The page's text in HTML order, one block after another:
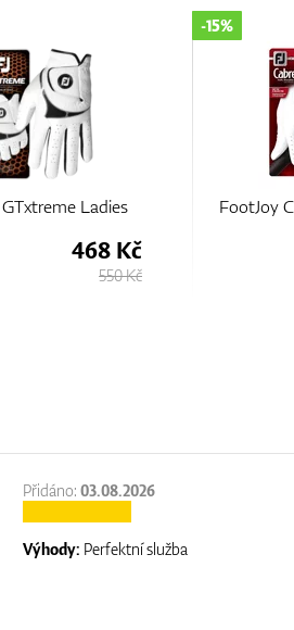
Ladies
616 Kč
725 Kč
FootJoy
-15%
Přidáno:03.08.2026
Výhody: Perfektní služba